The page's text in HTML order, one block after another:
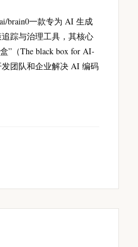
brain0一款专为 AI 生成
踪与治理工具，其核心
”（The black box for AI-
团队和企业解决 AI 编码